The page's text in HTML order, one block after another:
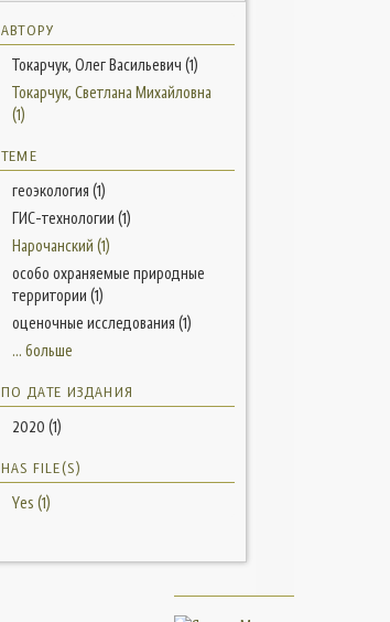
АВТОРУ
Токарчук, Олег Васильевич (1)
Токарчук, Светлана Михайловна
(1)
ТЕМЕ
геоэкология (1)
ГИС-технологии (1)
Нарочанский (1)
особо охраняемые природные
территории (1)
оценочные исследования (1)
... больше
ПО ДАТЕ ИЗДАНИЯ
2020 (1)
HAS FILE(S)
Yes (1)